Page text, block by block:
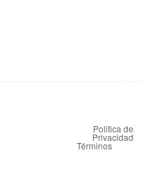
Politica de
Privacidad
Términos